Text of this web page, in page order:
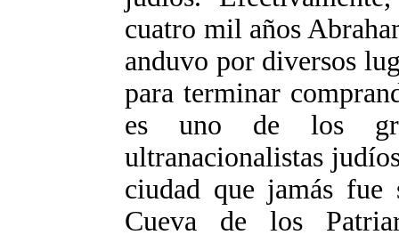
cuatro mil años
anduvo por diversos
para terminar
es uno de los
ultranacionalistas
ciudad que jamás
Cueva de los